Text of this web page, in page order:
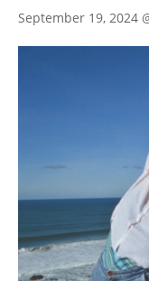
September 19, 2024